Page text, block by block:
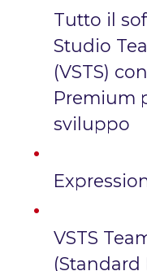
Tutto il
Studio
(VSTS)
Premium
sviluppo
VSTS
(Standard